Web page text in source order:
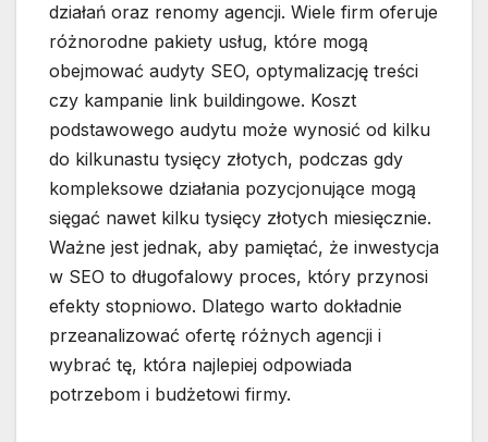
działań oraz renomy agencji. Wiele firm oferuje
różnorodne pakiety usług, które mogą
obejmować audyty SEO, optymalizację treści
czy kampanie link buildingowe. Koszt
podstawowego audytu może wynosić od kilku
do kilkunastu tysięcy złotych, podczas gdy
kompleksowe działania pozycjonujące mogą
sięgać nawet kilku tysięcy złotych miesięcznie.
Ważne jest jednak, aby pamiętać, że inwestycja
w SEO to długofalowy proces, który przynosi
efekty stopniowo. Dlatego warto dokładnie
przeanalizować ofertę różnych agencji i
wybrać tę, która najlepiej odpowiada
potrzebom i budżetowi firmy.